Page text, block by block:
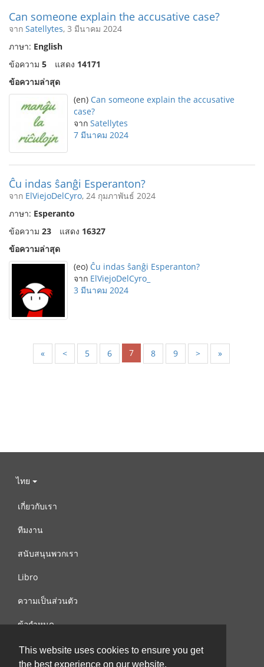
This website uses cookies to ensure you get
the best experience on our website.
Can someone explain the accusative case?
จาก Satellytes, 3 มีนาคม 2024
ภาษา: English
ข้อความ 5 แสดง 14171
ข้อความล่าสุด
(en) Can someone explain the accusative
case?
จาก Satellytes
7 มีนาคม 2024
Ĉu indas ŝanĝi Esperanton?
จาก ElViejoDelCyro, 24 กุมภาพันธ์ 2024
ภาษา: Esperanto
ข้อความ 23 แสดง 16327
ข้อความล่าสุด
(eo) Ĉu indas ŝanĝi Esperanton?
จาก ElViejoDelCyro_
3 มีนาคม 2024
« < 5 6 7 8 9 > »
ไทย
เกี่ยวกับเรา
ทีมงาน
สนับสนุนพวกเรา
Libro
ความเป็นส่วนตัว
ข้อกำหนด
ติดต่อเรา